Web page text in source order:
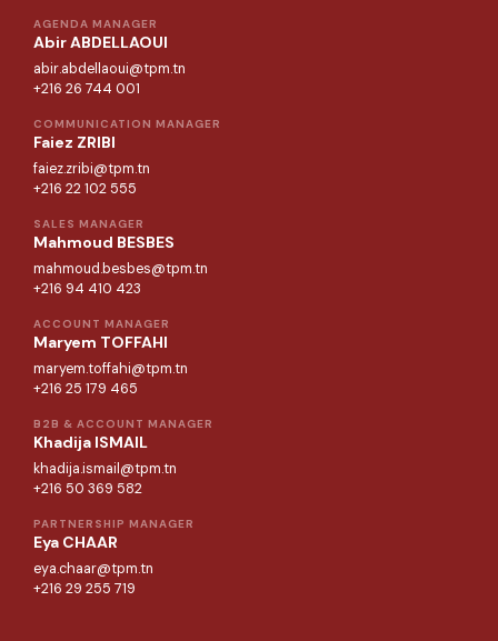
AGENDA MANAGER
Abir ABDELLAOUI
abir.abdellaoui@tpm.tn
+216 26 744 001
COMMUNICATION MANAGER
Faiez ZRIBI
faiez.zribi@tpm.tn
+216 22 102 555
SALES MANAGER
Mahmoud BESBES
mahmoud.besbes@tpm.tn
+216 94 410 423
ACCOUNT MANAGER
Maryem TOFFAHI
maryem.toffahi@tpm.tn
+216 25 179 465
B2B & ACCOUNT MANAGER
Khadija ISMAIL
khadija.ismail@tpm.tn
+216 50 369 582
PARTNERSHIP MANAGER
Eya CHAAR
eya.chaar@tpm.tn
+216 29 255 719